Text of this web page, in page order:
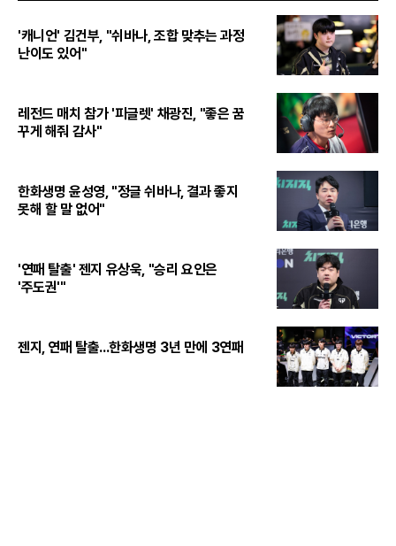
'캐니언' 김건부, "쉬바나, 조합 맞추는 과정
난이도 있어"
레전드 매치 참가 '피글렛' 채광진, "좋은 꿈
꾸게 해줘 감사"
한화생명 윤성영, "정글 쉬바나, 결과 좋지
못해 할 말 없어"
'연패 탈출' 젠지 유상욱, "승리 요인은
'주도권'"
젠지, 연패 탈출...한화생명 3년 만에 3연패